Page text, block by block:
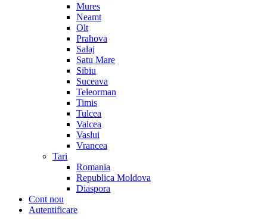
Mures
Neamt
Olt
Prahova
Salaj
Satu Mare
Sibiu
Suceava
Teleorman
Timis
Tulcea
Valcea
Vaslui
Vrancea
Tari
Romania
Republica Moldova
Diaspora
Cont nou
Autentificare